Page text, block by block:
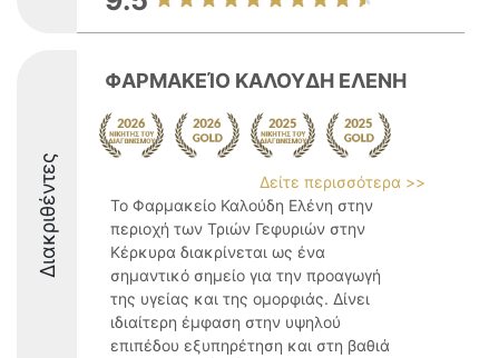
Διακριθέντες
ΦΑΡΜΑΚΕΊΟ ΚΑΛΟΥΔΗ ΕΛΕΝΗ
Δείτε περισσότερα >>
Το Φαρμακείο Καλούδη Ελένη στην
περιοχή των Τριών Γεφυριών στην
Κέρκυρα διακρίνεται ως ένα
σημαντικό σημείο για την προαγωγή
της υγείας και της ομορφιάς. Δίνει
ιδιαίτερη έμφαση στην υψηλού
επιπέδου εξυπηρέτηση και στη βαθιά